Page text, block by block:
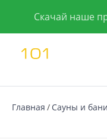
Скачай наше
Главная Сауны и